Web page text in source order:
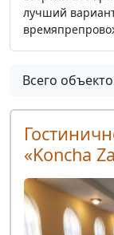
лучший
Всего
«Koncha